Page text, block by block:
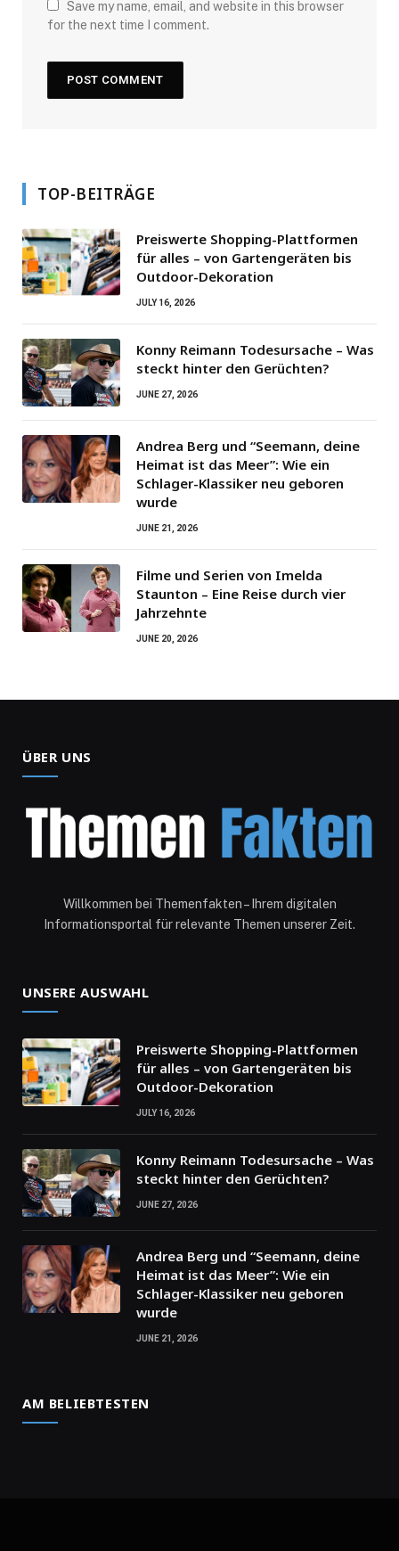
Save my name, email, and website in this browser
for the next time I comment.
TOP-BEITRÄGE
Preiswerte Shopping-Plattformen
für alles – von Gartengeräten bis
Outdoor-Dekoration
JULY 16, 2026
Konny Reimann Todesursache – Was
steckt hinter den Gerüchten?
JUNE 27, 2026
Andrea Berg und “Seemann, deine
Heimat ist das Meer”: Wie ein
Schlager-Klassiker neu geboren
wurde
JUNE 21, 2026
Filme und Serien von Imelda
Staunton – Eine Reise durch vier
Jahrzehnte
JUNE 20, 2026
ÜBER UNS
Willkommen bei Themenfakten – Ihrem digitalen
Informationsportal für relevante Themen unserer Zeit.
UNSERE AUSWAHL
Preiswerte Shopping-Plattformen
für alles – von Gartengeräten bis
Outdoor-Dekoration
JULY 16, 2026
Konny Reimann Todesursache – Was
steckt hinter den Gerüchten?
JUNE 27, 2026
Andrea Berg und “Seemann, deine
Heimat ist das Meer”: Wie ein
Schlager-Klassiker neu geboren
wurde
JUNE 21, 2026
AM BELIEBTESTEN